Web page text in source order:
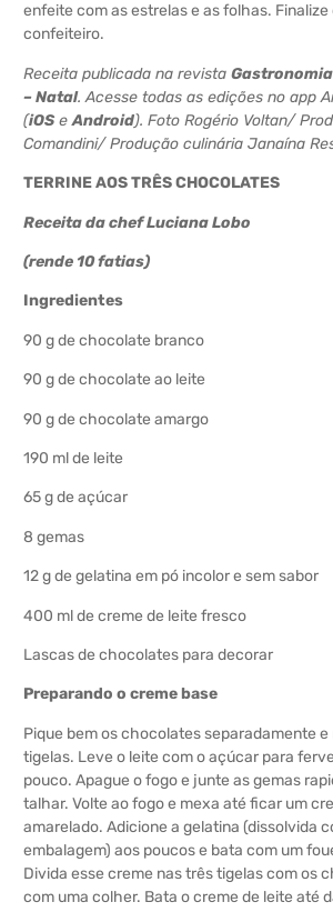
enfeite com as estrelas e as folhas.
confeiteiro.
Receita publicada na revista
– Natal. Acesse todas as edições no app
(iOS eAndroid). Foto Rogério Voltan/
Comandini/ Produção culinária Janaína
TERRINE AOS TRÊS CHOCOLATES
Receita da chef Luciana Lobo
(rende 10 fatias)
Ingredientes
90 g de chocolate branco
90 g de chocolate ao leite
90 g de chocolate amargo
190 ml de leite
65 g de açúcar
8 gemas
12 g de gelatina em pó incolor e sem sabor
400 ml de creme de leite fresco
Lascas de chocolates para decorar
Preparando o creme base
Pique bem os chocolates separadamente
tigelas. Leve o leite com o açúcar para
pouco. Apague o fogo e junte as gemas
talhar. Volte ao fogo e mexa até ficar um
amarelado. Adicione a gelatina (dissolvida
embalagem) aos poucos e bata com um
Divida esse creme nas três tigelas com os
com uma colher. Bata o creme de leite até